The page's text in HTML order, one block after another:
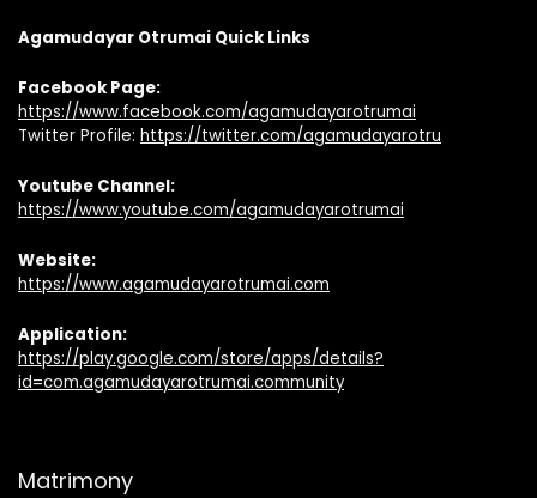
Agamudayar Otrumai Quick Links
Facebook Page:
https://www.facebook.com/agamudayarotrumai
Twitter Profile: https://twitter.com/agamudayarotru
Youtube Channel:
https://www.youtube.com/agamudayarotrumai
Website:
https://www.agamudayarotrumai.com
Application:
https://play.google.com/store/apps/details?
id=com.agamudayarotrumai.community
Matrimony